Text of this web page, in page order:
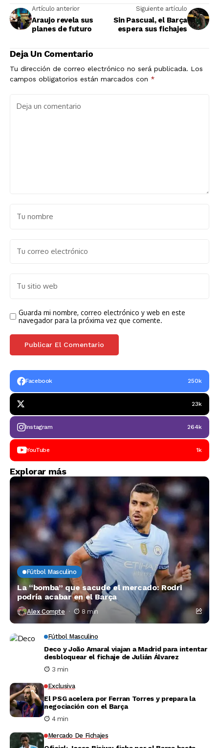
Artículo anterior
Araujo revela sus
planes de futuro
Siguiente artículo
Sin Pascual, el Barça
espera sus fichajes
Deja Un Comentario
Tu dirección de correo electrónico no será publicada. Los
campos obligatorios están marcados con *
Guarda mi nombre, correo electrónico y web en este
navegador para la próxima vez que comente.
Facebook 250k
23k
Instagram 264k
YouTube 1k
Explorar más
Fútbol Masculino
La “bomba” que sacude el mercado: Rodri
podría acabar en el Barça
Alex Compte 8 min
Fútbol Masculino
Deco y João Amaral viajan a Madrid para intentar
desbloquear el fichaje de Julián Álvarez
3 min
Exclusiva
El PSG acelera por Ferran Torres y prepara la
negociación con el Barça
4 min
Mercado De Fichajes